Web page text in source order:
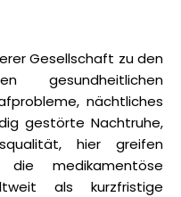
Gesellschaft zu den
gesundheitlichen
nächtliches
gestörte Nachtruhe,
hier greifen
medikamentöse
als kurzfristige